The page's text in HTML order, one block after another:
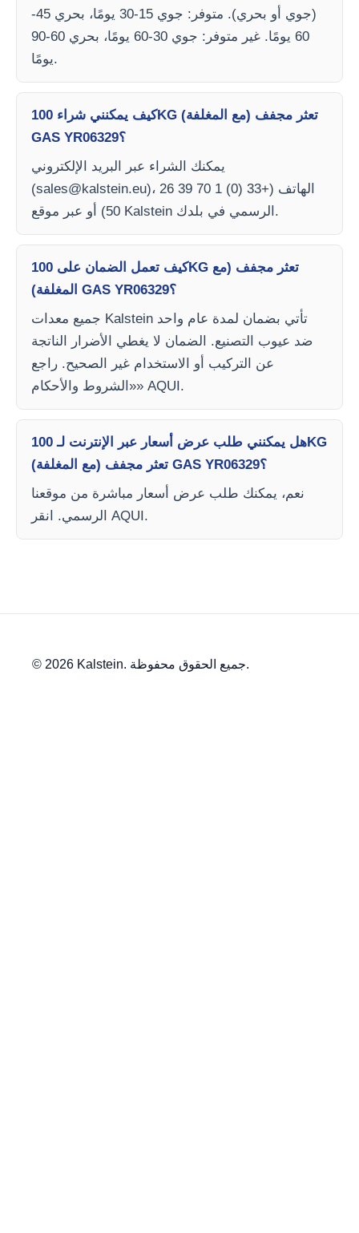
(جوي أو بحري). متوفر: جوي 15-30 يومًا، بحري 45-
60 يومًا. غير متوفر: جوي 30-60 يومًا، بحري 60-90
يومًا.
كيف يمكنني شراء 100KG تعثر مجفف (مع المغلفة)
GAS YR06329؟
يمكنك الشراء عبر البريد الإلكتروني
(sales@kalstein.eu)، الهاتف (+33 (0) 1 70 39 26
50) أو عبر موقع Kalstein الرسمي في بلدك.
كيف تعمل الضمان على 100KG تعثر مجفف (مع
المغلفة) GAS YR06329؟
جميع معدات Kalstein تأتي بضمان لمدة عام واحد
ضد عيوب التصنيع. الضمان لا يغطي الأضرار الناتجة
عن التركيب أو الاستخدام غير الصحيح. راجع
«الشروط والأحكام» AQUI.
هل يمكنني طلب عرض أسعار عبر الإنترنت لـ 100KG
تعثر مجفف (مع المغلفة) GAS YR06329؟
نعم، يمكنك طلب عرض أسعار مباشرة من موقعنا
الرسمي. انقر AQUI.
© 2026 Kalstein. جميع الحقوق محفوظة.